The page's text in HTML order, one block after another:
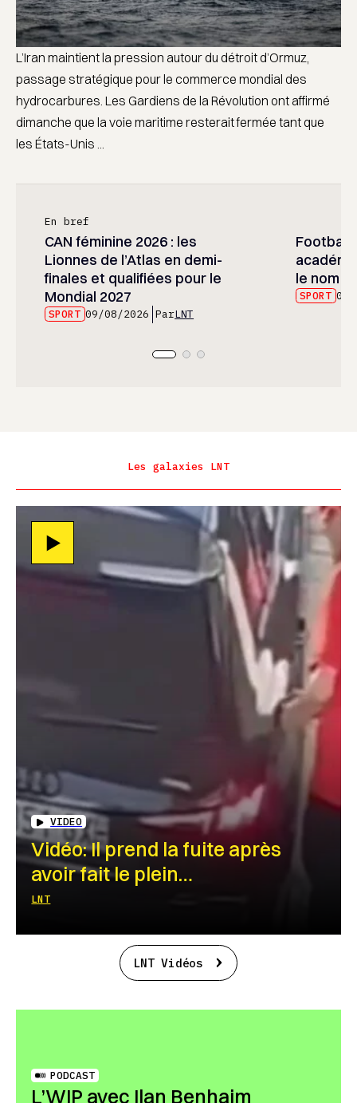
L’Iran maintient la pression autour du détroit d’Ormuz,
passage stratégique pour le commerce mondial des
hydrocarbures. Les Gardiens de la Révolution ont affirmé
dimanche que la voie maritime resterait fermée tant que
les États-Unis ...
En bref
CAN féminine 2026 : les
Lionnes de l’Atlas en demi-
finales et qualifiées pour le
Mondial 2027
SPORT 09/08/2026 ParLNT
Football
le nom
SPORT 09/
Les galaxies LNT
VIDEO
Vidéo: Il prend la fuite après
avoir fait le plein…
LNT
LNT Vidéos
PODCAST
L’WIP avec Ilan Benhaim